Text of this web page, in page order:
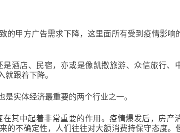
的甲方广告需求下降，这里面所有受到疫情影响
酒店、民宿，亦或是像凯撒旅游、众信旅行、
跟着下降。
实体经济最重要的两个行业之一。
其中起着非常重要的作用。疫情爆发后，房产
的不确定性，人们往往对大额消费持保守态度。